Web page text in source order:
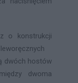
o konstrukcji
dwóch hostów
dwoma